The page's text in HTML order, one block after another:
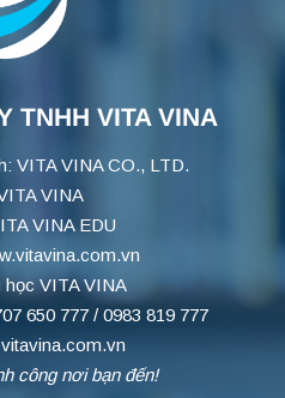
TNHH VITA VINA
VITA VINA CO., LTD.
VINA
VINA EDU
học VITA VINA
650 777 / 0983 819 777
công nơi bạn đến!